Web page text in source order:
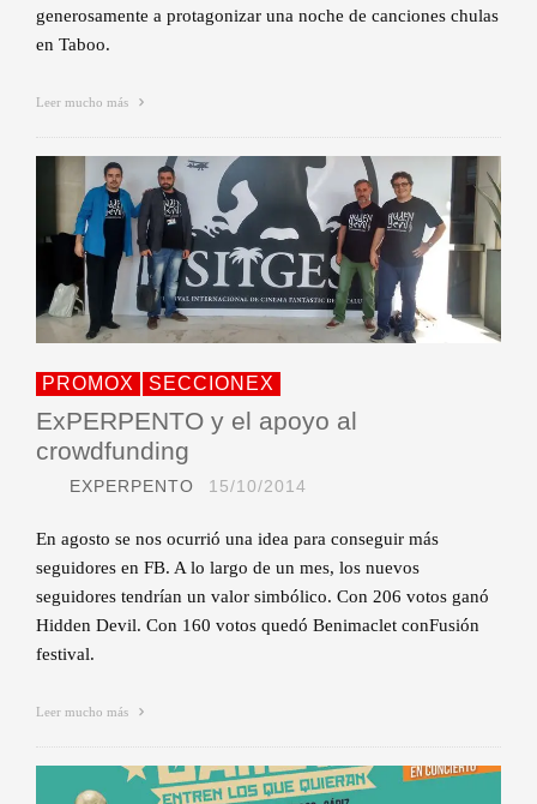
generosamente a protagonizar una noche de canciones chulas
en Taboo.
Leer mucho más
PROMOX SECCIONEX
ExPERPENTO y el apoyo al
crowdfunding
EXPERPENTO 15/10/2014
En agosto se nos ocurrió una idea para conseguir más
seguidores en FB. A lo largo de un mes, los nuevos
seguidores tendrían un valor simbólico. Con 206 votos ganó
Hidden Devil. Con 160 votos quedó Benimaclet conFusión
festival.
Leer mucho más